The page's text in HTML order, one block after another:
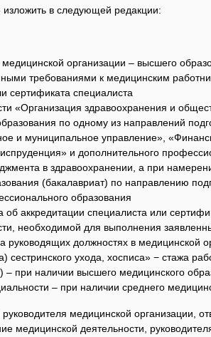
изложить в следующей редакции:
медицинской организации – высшего
требованиями к медицинским
сертификата специалиста
«Организация здравоохранения и
по одному из направлений
и муниципальное управление»,
и дополнительного
в здравоохранении, а при
(бакалавриат) по направлению
образования
об аккредитации специалиста или
необходимой для выполнения
руководящих должностях в медицинской
сестринского ухода, хосписа» − стажа
– при наличии высшего медицинского
– при наличии среднего
медицинской организации,
медицинской деятельности,